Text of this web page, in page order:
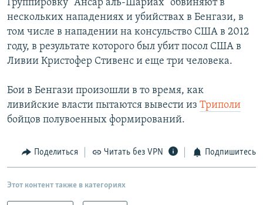
Группировку "Ансар аль-Шариах" обвиняют в
нескольких нападениях и убийствах в Бенгази, в
том числе в нападении на консульство США в 2012
году, в результате которого был убит посол США в
Ливии Кристофер Стивенс и еще три человека.
Бои в Бенгази произошли в то время, как
ливийские власти пытаются вывести из Триполи
бойцов полувоенных формирований.
Поделиться Читать без VPN Подпишитесь
Этот контент также в категориях